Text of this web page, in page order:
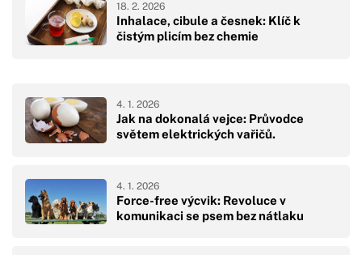
Inhalace, cibule a česnek: Klíč k
čistým plicím bez chemie
18. 2. 2026
Jak na dokonalá vejce: Průvodce
světem elektrických vařičů.
4. 1. 2026
Force-free výcvik: Revoluce v
komunikaci se psem bez nátlaku
4. 1. 2026